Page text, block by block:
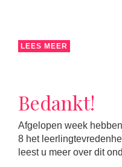
LEES MEER
Bedankt!
Afgelopen week
8 het
leest u meer over dit